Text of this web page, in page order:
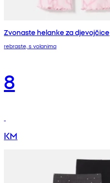
Zvonaste helanke za djevojčice
rebraste, s volanima
8
KM